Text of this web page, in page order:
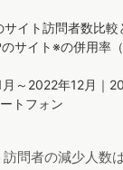
イト訪問者数比較
サイト※の併用率（
～2022年12月｜
トフォン
訪問者の減少人数